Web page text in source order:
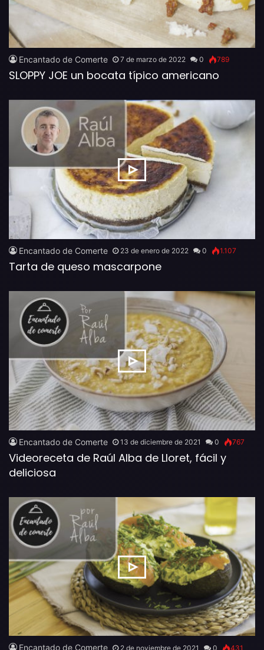
Encantado de Comerte 7 de marzo de 2022 0 789
SLOPPY JOE un bocata típico americano
Encantado de Comerte 23 de enero de 2022 0 1.107
Tarta de queso mascarpone
Encantado de Comerte 13 de diciembre de 2021 0 767
Videoreceta de Raúl Alba de Lloret, fácil y
deliciosa
Encantado de Comerte 2 de noviembre de 2021 0 431